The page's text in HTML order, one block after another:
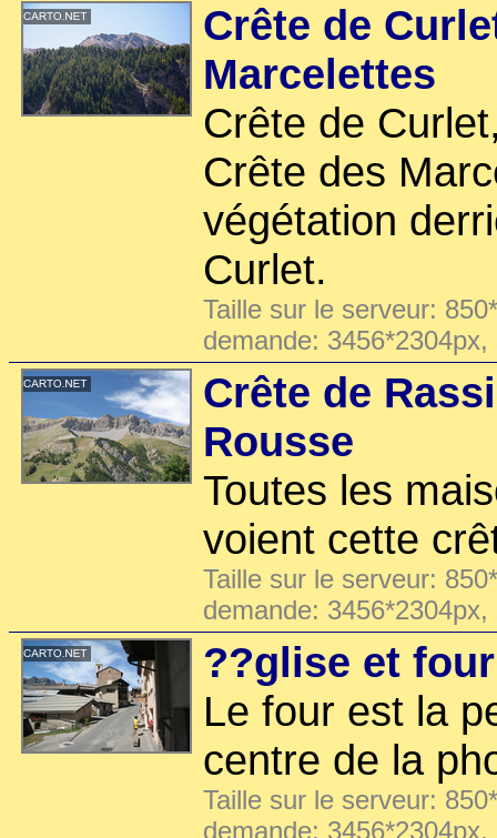
Crête de
Marcelettes
Crête de
Crête des
végétation
Curlet.
Taille sur le serveur:
demande:
Crête de
Rousse
Toutes les
voient cette
Taille sur le serveur:
demande:
??glise et
Le four est la
centre de la
Taille sur le serveur:
demande: